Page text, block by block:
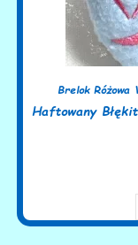
Brelok Różowa
Haftowany